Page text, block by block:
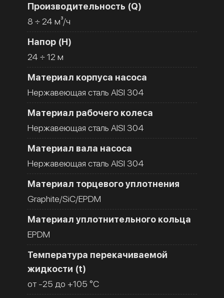
Производительность (Q)
8 ÷ 24 м³/ч
Напор (H)
24 ÷ 12 м
Материал корпуса насоса
Нержавеющая сталь AISI 304
Материал рабочего колеса
Нержавеющая сталь AISI 304
Материал вала насоса
Нержавеющая сталь AISI 304
Материал торцевого уплотнения
Graphite/SiC/EPDM
Материал уплотнительного кольца
EPDM
Температура перекачиваемой
жидкости (t)
от -25 до +105 °C